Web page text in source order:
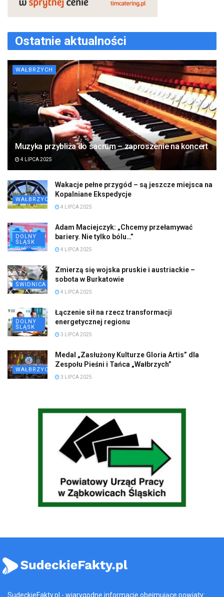
Ostatnie aktualności
WAŁBRZYCH
Muzyka przybliża do sacrum – zaproszenie na koncert
4 LIPCA 2025
WAŁBRZYCH
Wakacje pełne przygód – są jeszcze miejsca na
Kopalniane Ekspedycje
4 LIPCA 2025
DOLNY
ŚLĄSK
Adam Maciejczyk: „Chcemy przełamywać
bariery. Nie tylko bólu…”
4 LIPCA 2025
ŚWIDNICA
Zmierzą się wojska pruskie i austriackie –
sobota w Burkatowie
4 LIPCA 2025
DOLNY
ŚLĄSK
Łączenie sił na rzecz transformacji
energetycznej regionu
3 LIPCA 2025
WAŁBRZYCH
Medal „Zasłużony Kulturze Gloria Artis” dla
Zespołu Pieśni i Tańca „Wałbrzych”
3 LIPCA 2025
SudeckieFakty.pl - wiarygodne informacje obejmujące powiaty: